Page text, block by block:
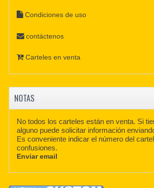
Condiciones de uso
contáctenos
Carteles en venta
NOTAS
No todos los carteles están en venta. Si
alguno puede solicitar información
Es conveniente indicar el número del
confusiones.
Enviar email